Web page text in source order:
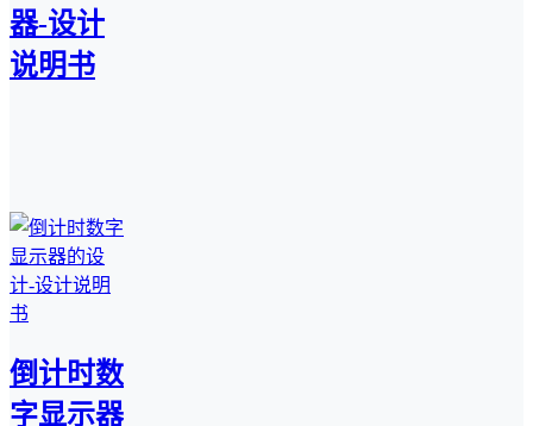
器-设计
说明书
倒计时数
字显示器